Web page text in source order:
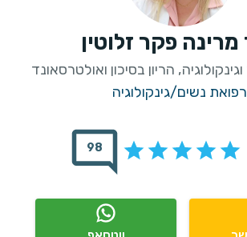
פקר זלוטין
הריון בסיכון ואולטרסאונד
רפואת נשים/גינקולוגיה
98